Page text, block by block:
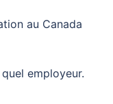
au Canada
employeur.